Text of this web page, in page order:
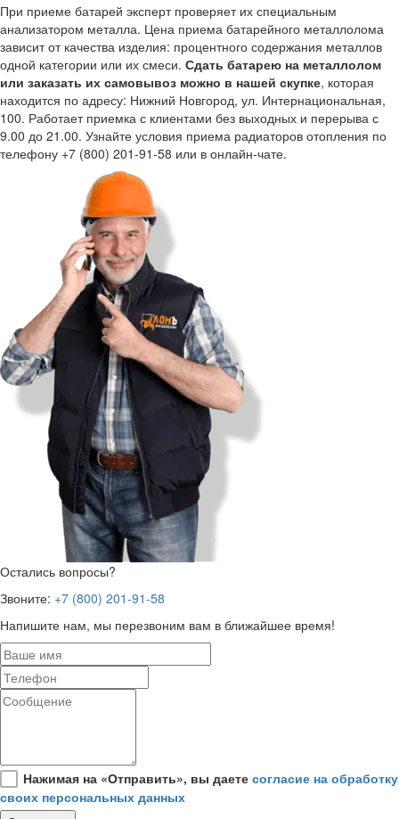
При приеме батарей эксперт проверяет их специальным
анализатором металла. Цена приема батарейного металлолома
зависит от качества изделия: процентного содержания металлов
одной категории или их смеси. Сдать батарею на металлолом
или заказать их самовывоз можно в нашей скупке, которая
находится по адресу: Нижний Новгород, ул. Интернациональная,
100. Работает приемка с клиентами без выходных и перерыва с
9.00 до 21.00. Узнайте условия приема радиаторов отопления по
телефону +7 (800) 201-91-58 или в онлайн-чате.
Остались вопросы?
Звоните: +7 (800) 201-91-58
Напишите нам, мы перезвоним вам в ближайшее время!
Нажимая на «Отправить», вы даете согласие на обработку
своих персональных данных